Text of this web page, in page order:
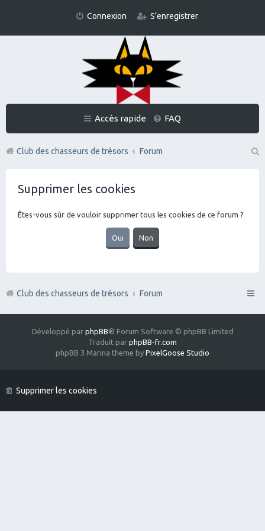
Connexion S’enregistrer
Accès rapide FAQ
Club des chasseurs de trésors
Forum
Supprimer les cookies
Êtes-vous sûr de vouloir supprimer tous les cookies de ce forum ?
Club des chasseurs de trésors Forum
Développé par phpBB® Forum Software © phpBB Limited
Traduit par phpBB-fr.com
phpBB 3 Marina theme by PixelGoose Studio
Supprimer les cookies